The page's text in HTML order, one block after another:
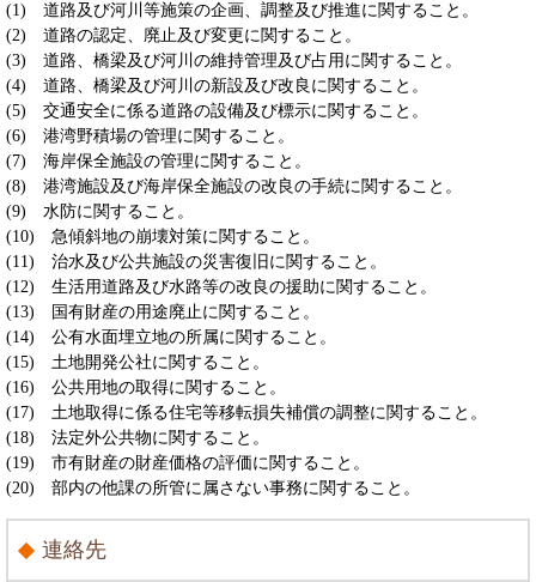
(1) 道路及び河川等施策の企画、調整及び推進に関すること。
(2) 道路の認定、廃止及び変更に関すること。
(3) 道路、橋梁及び河川の維持管理及び占用に関すること。
(4) 道路、橋梁及び河川の新設及び改良に関すること。
(5) 交通安全に係る道路の設備及び標示に関すること。
(6) 港湾野積場の管理に関すること。
(7) 海岸保全施設の管理に関すること。
(8) 港湾施設及び海岸保全施設の改良の手続に関すること。
(9) 水防に関すること。
(10) 急傾斜地の崩壊対策に関すること。
(11) 治水及び公共施設の災害復旧に関すること。
(12) 生活用道路及び水路等の改良の援助に関すること。
(13) 国有財産の用途廃止に関すること。
(14) 公有水面埋立地の所属に関すること。
(15) 土地開発公社に関すること。
(16) 公共用地の取得に関すること。
(17) 土地取得に係る住宅等移転損失補償の調整に関すること。
(18) 法定外公共物に関すること。
(19) 市有財産の財産価格の評価に関すること。
(20) 部内の他課の所管に属さない事務に関すること。
連絡先